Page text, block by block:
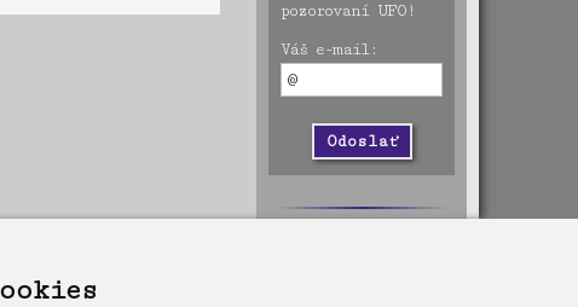
pozorovaní UFO!
Váš e-mail: